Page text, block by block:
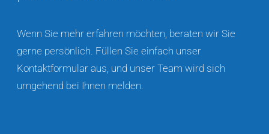
Wenn Sie mehr erfahren möchten, beraten wir Sie
gerne persönlich. Füllen Sie einfach unser
Kontaktformular aus, und unser Team wird sich
umgehend bei Ihnen melden.